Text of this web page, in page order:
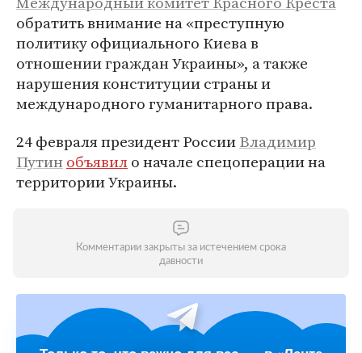
обратить внимание на «преступную
политику официального Киева в
отношении граждан Украины», а также
нарушения конституции страны и
международного гуманитарного права.
24 февраля президент РоссииВладимир
Путин объявило начале спецоперации на
территории Украины.
Комментарии закрыты за истечением срока
давности